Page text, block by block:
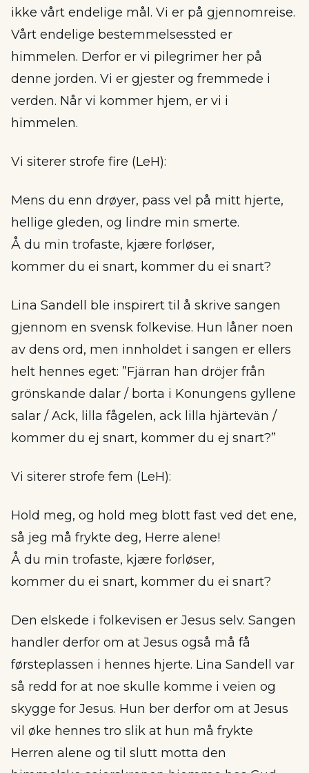
ikke vårt endelige mål. Vi er på gjennomreise.
Vårt endelige bestemmelsessted er
himmelen. Derfor er vi pilegrimer her på
denne jorden. Vi er gjester og fremmede i
verden. Når vi kommer hjem, er vi i
himmelen.
Vi siterer strofe fire (LeH):
Mens du enn drøyer, pass vel på mitt hjerte,
hellige gleden, og lindre min smerte.
Å du min trofaste, kjære forløser,
kommer du ei snart, kommer du ei snart?
Lina Sandell ble inspirert til å skrive sangen
gjennom en svensk folkevise. Hun låner noen
av dens ord, men innholdet i sangen er ellers
helt hennes eget: ”Fjärran han dröjer från
grönskande dalar / borta i Konungens gyllene
salar / Ack, lilla fågelen, ack lilla hjärtevän /
kommer du ej snart, kommer du ej snart?”
Vi siterer strofe fem (LeH):
Hold meg, og hold meg blott fast ved det ene,
så jeg må frykte deg, Herre alene!
Å du min trofaste, kjære forløser,
kommer du ei snart, kommer du ei snart?
Den elskede i folkevisen er Jesus selv. Sangen
handler derfor om at Jesus også må få
førsteplassen i hennes hjerte. Lina Sandell var
så redd for at noe skulle komme i veien og
skygge for Jesus. Hun ber derfor om at Jesus
vil øke hennes tro slik at hun må frykte
Herren alene og til slutt motta den